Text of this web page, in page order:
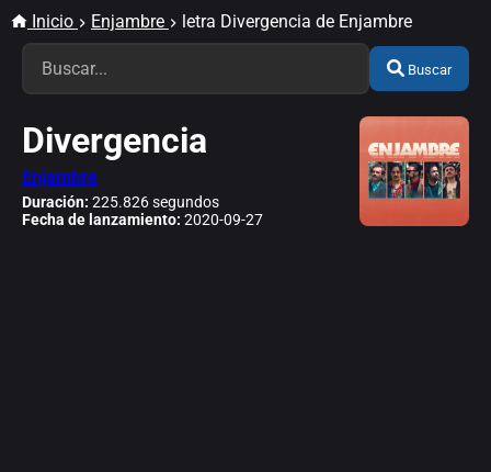
Inicio Enjambre letra Divergencia de Enjambre
Buscar
Divergencia
Enjambre
Duración: 225.826 segundos
Fecha de lanzamiento: 2020-09-27